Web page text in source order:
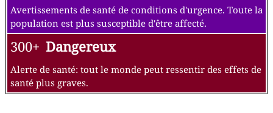
Avertissements de santé de conditions d'urgence. Toute la
population est plus susceptible d'être affecté.
300+ Dangereux
Alerte de santé: tout le monde peut ressentir des effets de
santé plus graves.